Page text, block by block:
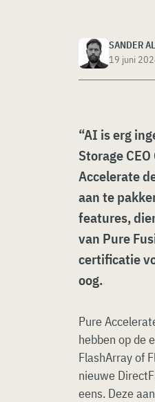
SANDER
19 juni
“AI is erg
Storage
Accelerate
aan te
features,
van Pure
certificatie
oog.
Pure
hebben op de
FlashArray of
nieuwe
eens. Deze